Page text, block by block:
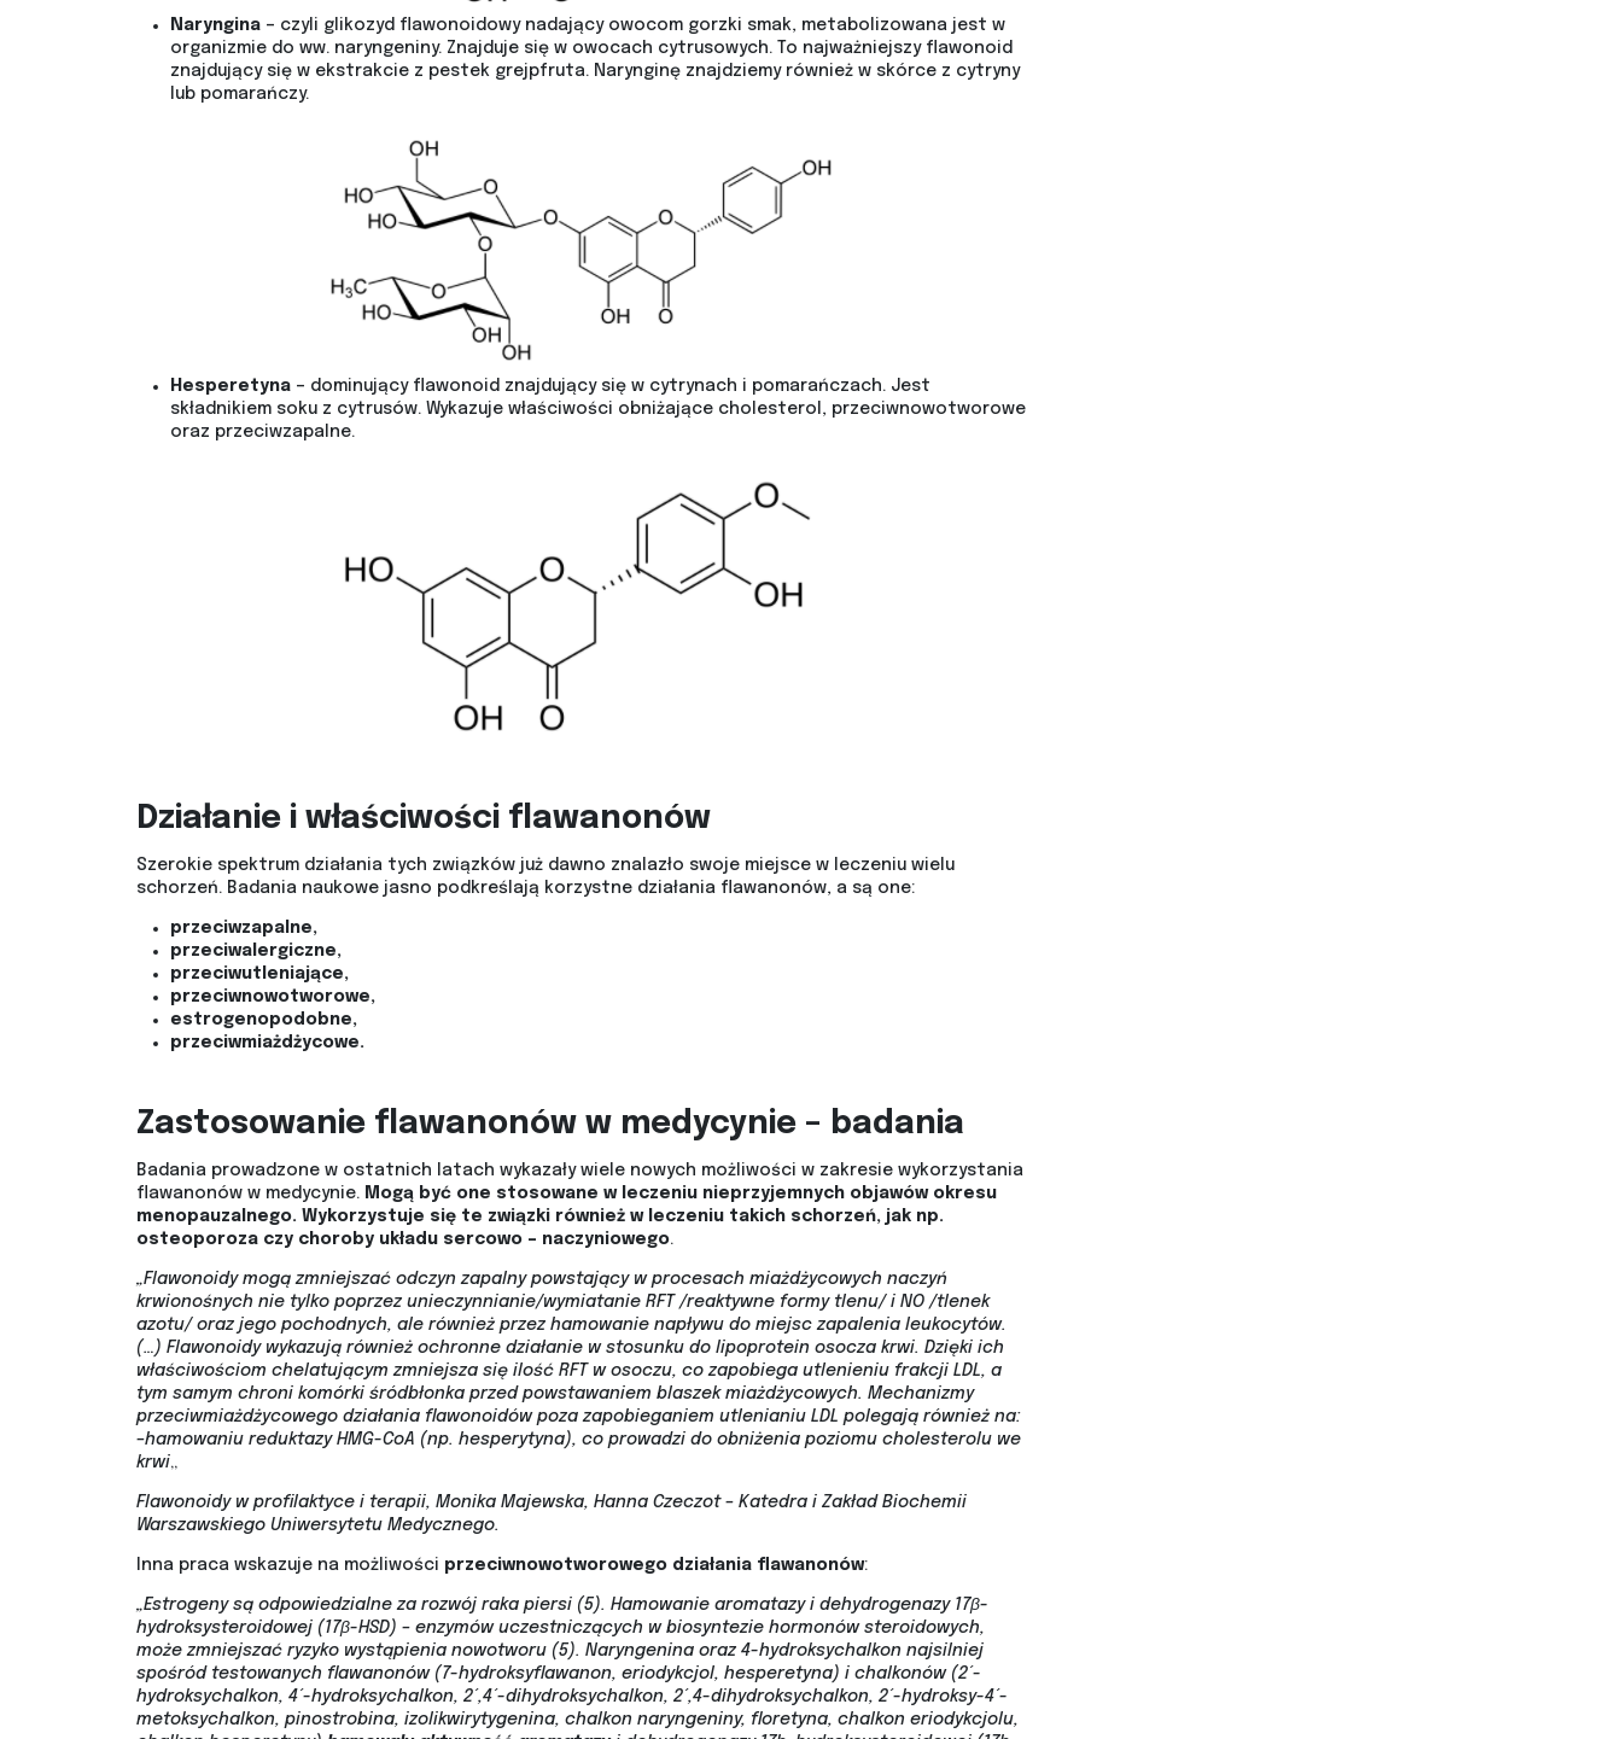
Naryngina– czyli glikozyd flawonoidowy nadający owocom gorzki smak, metabolizowana jest w
organizmie do ww. naryngeniny. Znajduje się w owocach cytrusowych. To najważniejszy flawonoid
znajdujący się w ekstrakcie z pestek grejpfruta. Narynginę znajdziemy również w skórce z cytryny
lub pomarańczy.
Hesperetyna– dominujący flawonoid znajdujący się w cytrynach i pomarańczach. Jest
składnikiem soku z cytrusów. Wykazuje właściwości obniżające cholesterol, przeciwnowotworowe
oraz przeciwzapalne.
Działanie i właściwości flawanonów
Szerokie spektrum działania tych związków już dawno znalazło swoje miejsce w leczeniu wielu
schorzeń. Badania naukowe jasno podkreślają korzystne działania flawanonów, a są one:
przeciwzapalne,
przeciwalergiczne,
przeciwutleniające,
przeciwnowotworowe,
estrogenopodobne,
przeciwmiażdżycowe.
Zastosowanie flawanonów w medycynie – badania
Badania prowadzone w ostatnich latach wykazały wiele nowych możliwości w zakresie wykorzystania
flawanonów w medycynie. Mogą być one stosowane w leczeniu nieprzyjemnych objawów okresu
menopauzalnego. Wykorzystuje się te związki również w leczeniu takich schorzeń, jak np.
osteoporoza czy choroby układu sercowo – naczyniowego.
„Flawonoidy mogą zmniejszać odczyn zapalny powstający w procesach miażdżycowych naczyń
krwionośnych nie tylko poprzez unieczynnianie/wymiatanie RFT /reaktywne formy tlenu/ i NO /tlenek
azotu/ oraz jego pochodnych, ale również przez hamowanie napływu do miejsc zapalenia leukocytów.
(…) Flawonoidy wykazują również ochronne działanie w stosunku do lipoprotein osocza krwi. Dzięki ich
właściwościom chelatującym zmniejsza się ilość RFT w osoczu, co zapobiega utlenieniu frakcji LDL, a
tym samym chroni komórki śródbłonka przed powstawaniem blaszek miażdżycowych. Mechanizmy
przeciwmiażdżycowego działania flawonoidów poza zapobieganiem utlenianiu LDL polegają również na:
–hamowaniu reduktazy HMG-CoA (np. hesperytyna), co prowadzi do obniżenia poziomu cholesterolu we
krwi„
Flawonoidy w profilaktyce i terapii, Monika Majewska, Hanna Czeczot – Katedra i Zakład Biochemii
Warszawskiego Uniwersytetu Medycznego.
Inna praca wskazuje na możliwości przeciwnowotworowego działania flawanonów:
„Estrogeny są odpowiedzialne za rozwój raka piersi (5). Hamowanie aromatazy i dehydrogenazy 17β-
hydroksysteroidowej (17β-HSD) – enzymów uczestniczących w biosyntezie hormonów steroidowych,
może zmniejszać ryzyko wystąpienia nowotworu (5). Naryngenina oraz 4-hydroksychalkon najsilniej
spośród testowanych flawanonów (7-hydroksyflawanon, eriodykcjol, hesperetyna) i chalkonów (2´-
hydroksychalkon, 4´-hydroksychalkon, 2´,4´-dihydroksychalkon, 2´,4-dihydroksychalkon, 2´-hydroksy-4´-
metoksychalkon, pinostrobina, izolikwirytygenina, chalkon naryngeniny, floretyna, chalkon eriodykcjolu,